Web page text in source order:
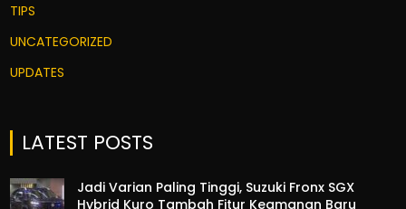
TIPS
UNCATEGORIZED
UPDATES
LATEST POSTS
Jadi Varian Paling Tinggi, Suzuki Fronx SGX
Hybrid Kuro Tambah Fitur Keamanan Baru